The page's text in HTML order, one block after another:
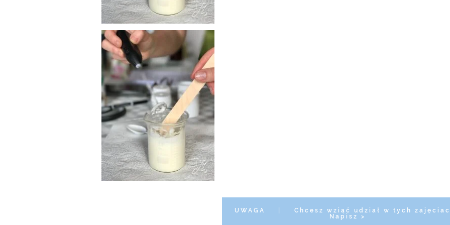
UWAGA
Chcesz wziąć udział w tych
Napisz >